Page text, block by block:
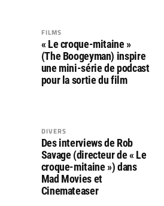
FILMS
« Le croque-mitaine »
(The Boogeyman) inspire
une mini-série de podcast
pour la sortie du film
DIVERS
Des interviews de Rob
Savage (directeur de « Le
croque-mitaine ») dans
Mad Movies et
Cinemateaser